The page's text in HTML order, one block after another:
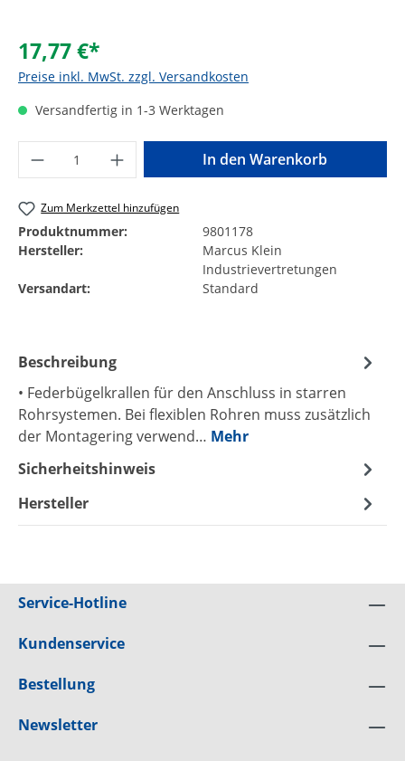
17,77 €*
Preise inkl. MwSt. zzgl. Versandkosten
Versandfertig in 1-3 Werktagen
Produkt Anzahl: Gib den gewünschten
In den Warenkorb
Zum Merkzettel hinzufügen
Produktnummer:
9801178
Hersteller:
Marcus Klein
Industrievertretungen
Versandart:
Standard
Beschreibung
• Federbügelkrallen für den Anschluss in starren
Rohrsystemen. Bei flexiblen Rohren muss zusätzlich
der Montagering verwend… Mehr
Sicherheitshinweis
Hersteller
Service-Hotline
Kundenservice
Bestellung
Newsletter